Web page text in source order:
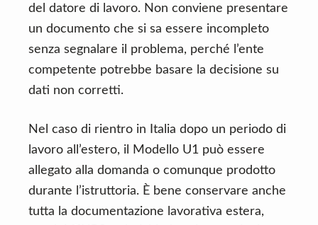
del datore di lavoro. Non conviene presentare
un documento che si sa essere incompleto
senza segnalare il problema, perché l’ente
competente potrebbe basare la decisione su
dati non corretti.
Nel caso di rientro in Italia dopo un periodo di
lavoro all’estero, il Modello U1 può essere
allegato alla domanda o comunque prodotto
durante l’istruttoria. È bene conservare anche
tutta la documentazione lavorativa estera,